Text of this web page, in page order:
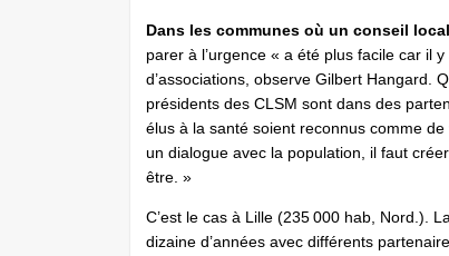
Dans les communes où un conseil
parer à l’urgence « a été plus facile car il
d’associations, observe Gilbert Hangard.
présidents des CLSM sont dans des
élus à la santé soient reconnus comme
un dialogue avec la population, il faut
être. »
C’est le cas à Lille (235 000 hab, Nord.).
dizaine d’années avec différents